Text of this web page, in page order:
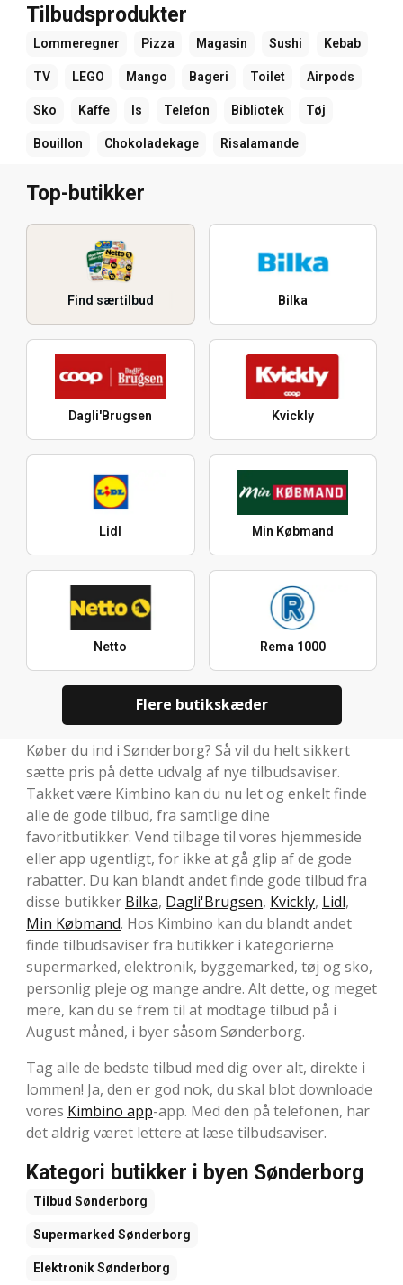
Tilbudsprodukter
Lommeregner Pizza Magasin Sushi Kebab
TV LEGO Mango Bageri Toilet Airpods
Sko Kaffe Is Telefon Bibliotek Tøj
Bouillon Chokoladekage Risalamande
Top-butikker
Find særtilbud Bilka
Dagli'Brugsen Kvickly
Lidl Min Købmand
Netto Rema 1000
Flere butikskæder
Køber du ind i Sønderborg? Så vil du helt sikkert
sætte pris på dette udvalg af nye tilbudsaviser.
Takket være Kimbino kan du nu let og enkelt finde
alle de gode tilbud, fra samtlige dine
favoritbutikker. Vend tilbage til vores hjemmeside
eller app ugentligt, for ikke at gå glip af de gode
rabatter. Du kan blandt andet finde gode tilbud fra
disse butikker Bilka, Dagli'Brugsen, Kvickly, Lidl,
Min Købmand. Hos Kimbino kan du blandt andet
finde tilbudsaviser fra butikker i kategorierne
supermarked, elektronik, byggemarked, tøj og sko,
personlig pleje og mange andre. Alt dette, og meget
mere, kan du se frem til at modtage tilbud på i
August måned, i byer såsom Sønderborg.
Tag alle de bedste tilbud med dig over alt, direkte i
lommen! Ja, den er god nok, du skal blot downloade
vores Kimbino app-app. Med den på telefonen, har
det aldrig været lettere at læse tilbudsaviser.
Kategori butikker i byen Sønderborg
Tilbud Sønderborg
Supermarked Sønderborg
ElektronikSønderborg